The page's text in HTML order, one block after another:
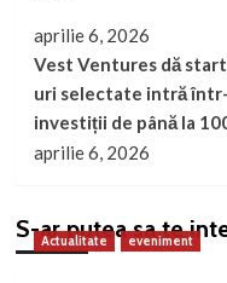
aprilie 6, 2026
Vest Ventures dă
uri selectate intră
investiții de până la
aprilie 6, 2026
S-ar putea sa te
Actualitate eveniment